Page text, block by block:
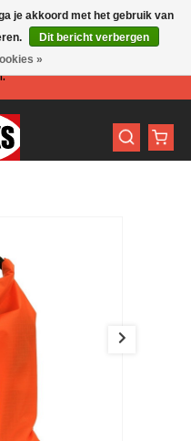
personeel aanwezig in de
je akkoord met het gebruik van
Dit bericht verbergen
»